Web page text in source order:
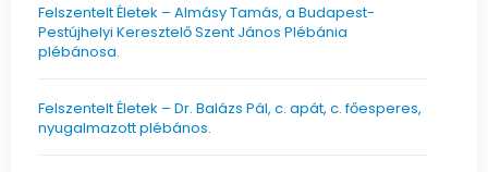
Felszentelt Életek – Almásy Tamás, a Budapest-
Pestújhelyi Keresztelő Szent János Plébánia
plébánosa.
Felszentelt Életek – Dr. Balázs Pál, c. apát, c. főesperes,
nyugalmazott plébános.